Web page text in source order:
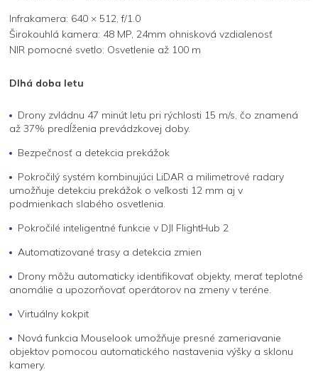
Infrakamera: 640 × 512, f/1.0
Širokouhlá kamera: 48 MP, 24mm ohnisková vzdialenosť
NIR pomocné svetlo: Osvetlenie až 100 m
Dlhá doba letu
Drony zvládnu 47 minút letu pri rýchlosti 15 m/s, čo znamená
až 37% predĺženia prevádzkovej doby.
Bezpečnosť a detekcia prekážok
Pokročilý systém kombinujúci LiDAR a milimetrové radary
umožňuje detekciu prekážok o veľkosti 12 mm aj v
podmienkach slabého osvetlenia.
Pokročilé inteligentné funkcie v DJI FlightHub 2
Automatizované trasy a detekcia zmien
Drony môžu automaticky identifikovať objekty, merať teplotné
anomálie a upozorňovať operátorov na zmeny v teréne.
Virtuálny kokpit
Nová funkcia Mouselook umožňuje presné zameriavanie
objektov pomocou automatického nastavenia výšky a sklonu
kamery.